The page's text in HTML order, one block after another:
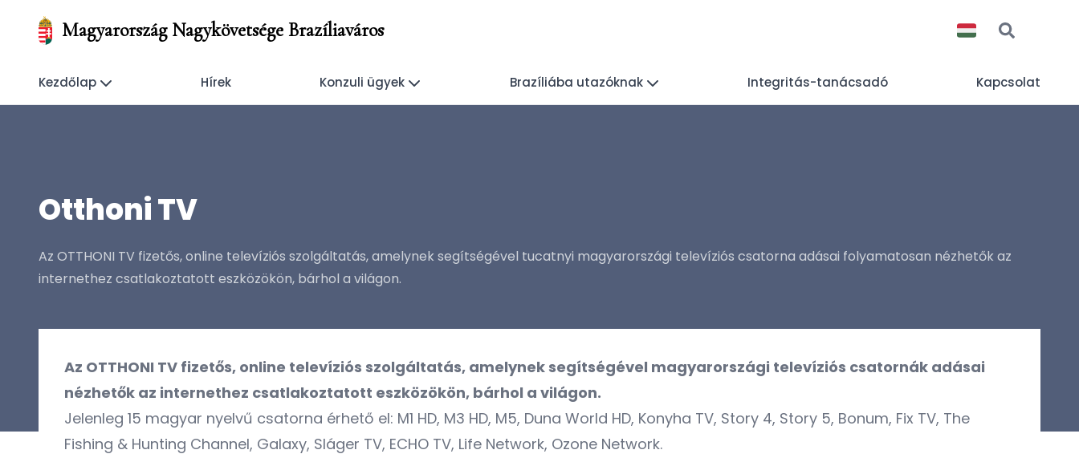
Magyarország Nagykövetsége Brazíliaváros
Kezdőlap Hírek Konzuli ügyek Brazíliába utazóknak Integritás-tanácsadó Kapcsolat
Otthoni TV
Az OTTHONI TV fizetős, online televíziós szolgáltatás, amelynek segítségével tucatnyi magyarországi televíziós csatorna adásai folyamatosan nézhetők az
internethez csatlakoztatott eszközökön, bárhol a világon.
Az OTTHONI TV fizetős, online televíziós szolgáltatás, amelynek segítségével magyarországi televíziós csatornák adásai
nézhetők az internethez csatlakoztatott eszközökön, bárhol a világon.
Jelenleg 15 magyar nyelvű csatorna érhető el: M1 HD, M3 HD, M5, Duna World HD, Konyha TV, Story 4, Story 5, Bonum, Fix TV, The
Fishing & Hunting Channel, Galaxy, Sláger TV, ECHO TV, Life Network, Ozone Network.